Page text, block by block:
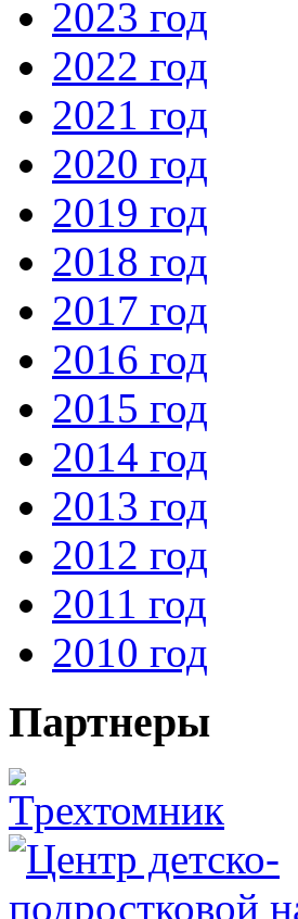
2023 год
2022 год
2021 год
2020 год
2019 год
2018 год
2017 год
2016 год
2015 год
2014 год
2013 год
2012 год
2011 год
2010 год
Партнеры